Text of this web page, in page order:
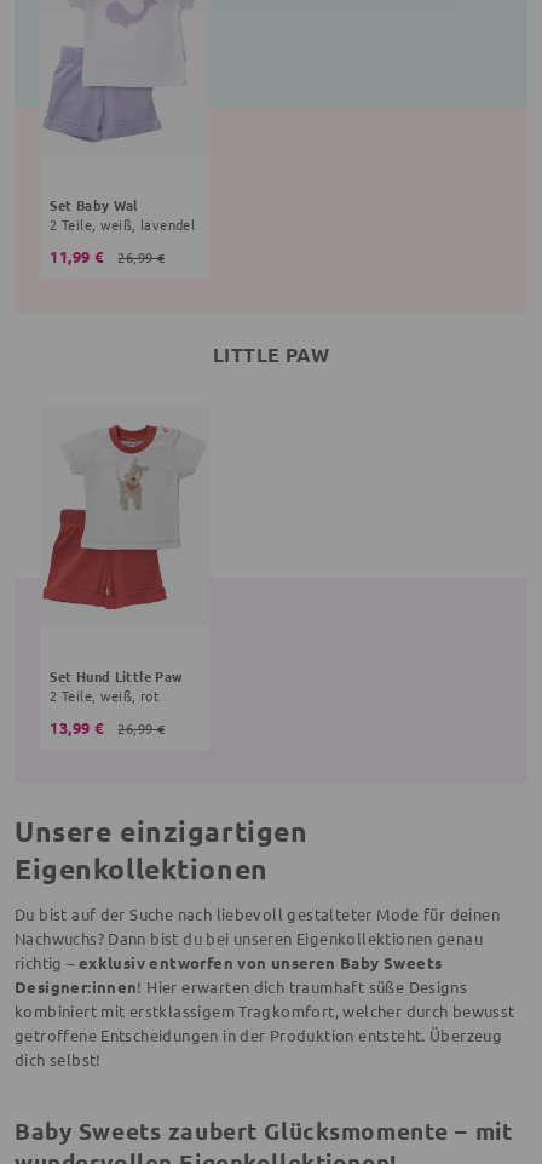
Set Baby Wal
2 Teile, weiß, lavendel
11,99 € 26,99 €
LITTLE PAW
Set Hund Little Paw
2 Teile, weiß, rot
13,99 € 26,99 €
Unsere einzigartigen
Eigenkollektionen
Du bist auf der Suche nach liebevoll gestalteter Mode für deinen
Nachwuchs? Dann bist du bei unseren Eigenkollektionen genau
richtig –exklusiv entworfen von unseren Baby Sweets
Designer:innen! Hier erwarten dich traumhaft süße Designs
kombiniert mit erstklassigem Tragkomfort, welcher durch bewusst
getroffene Entscheidungen in der Produktion entsteht. Überzeug
dich selbst!
Baby Sweets zaubert Glücksmomente – mit